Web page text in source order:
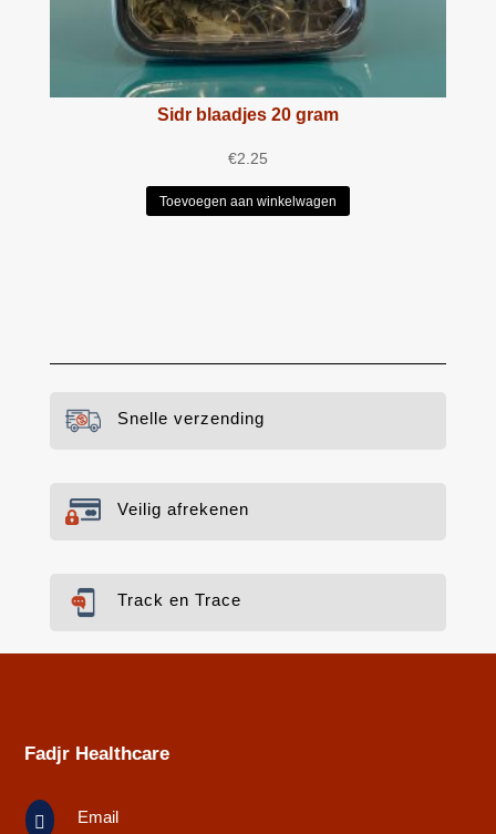
Sidr blaadjes 20 gram
€2.25
Toevoegen aan winkelwagen
Snelle verzending
Veilig afrekenen
Track en Trace
Fadjr Healthcare
 Email